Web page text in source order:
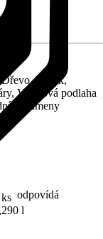
Dřevo, Hliník,
Vinylová podlaha
kameny
odpovídá
l